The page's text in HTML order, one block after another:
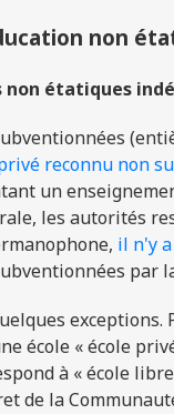
non
non étatiques
reconnu non
un
les autorités
il n'y
par
exceptions.
école « école
à « école
de la